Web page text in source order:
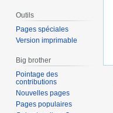
Outils
Pages spéciales
Version imprimable
Big brother
Pointage des
contributions
Nouvelles pages
Pages populaires